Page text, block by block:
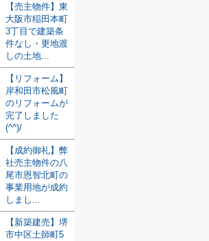
【売主物件】東
大阪市稲田本町
3丁目で建築条
件なし・更地渡
しの土地...
【リフォーム】
岸和田市松風町
のリフォームが
完了しました
(^^)/
【成約御礼】弊
社売主物件の八
尾市恩智北町の
事業用地が成約
しまし...
【新築建売】堺
市中区土師町5